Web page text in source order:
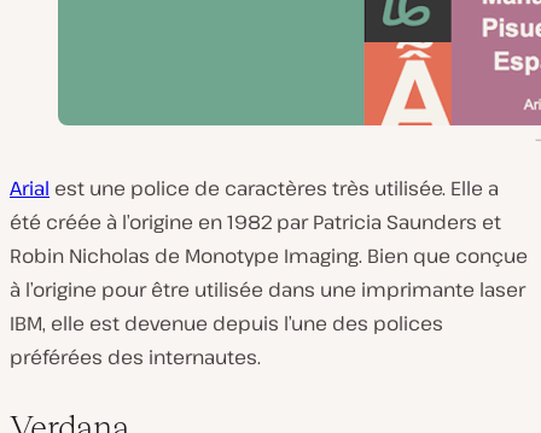
Arial est une police de caractères très utilisée. Elle a
été créée à l’origine en 1982 par Patricia Saunders et
Robin Nicholas de Monotype Imaging. Bien que conçue
à l’origine pour être utilisée dans une imprimante laser
IBM, elle est devenue depuis l’une des polices
préférées des internautes.